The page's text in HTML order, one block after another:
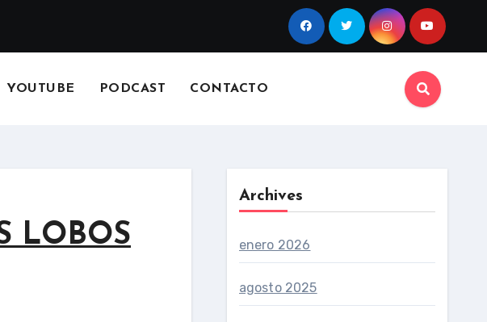
YOUTUBE PODCAST CONTACTO
LOBOS
Archives
enero 2026
agosto 2025